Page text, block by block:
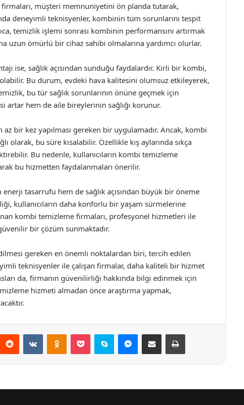
müşteri memnuniyetini ön planda tutarak,
deneyimli teknisyenler, kombinin tüm sorunlarını tespit
temizlik işlemi sonrası kombinin performansını artırmak
uzun ömürlü bir cihaz sahibi olmalarına yardımcı olurlar.
ise, sağlık açısından sunduğu faydalardır. Kirli bir kombi,
olabilir. Bu durum, evdeki hava kalitesini olumsuz etkileyerek,
bu tür sağlık sorunlarının önüne geçmek için
artar hem de aile bireylerinin sağlığı korunur.
bir kez yapılması gereken bir uygulamadır. Ancak, kombi
olarak, bu süre kısalabilir. Özellikle kış aylarında sıkça
Bu nedenle, kullanıcıların kombi temizleme
bu hizmetten faydalanmaları önerilir.
tasarrufu hem de sağlık açısından büyük bir öneme
kullanıcıların daha konforlu bir yaşam sürmelerine
kombi temizleme firmaları, profesyonel hizmetleri ile
bir çözüm sunmaktadır.
gereken en önemli noktalardan biri, tercih edilen
teknisyenler ile çalışan firmalar, daha kaliteli bir hizmet
da, firmanın güvenilirliği hakkında bilgi edinmek için
hizmeti almadan önce araştırma yapmak,
Reddit VKontakteOdnoklassniki
Pocket Skype Messenger
E-Posta ile paylaş Yazdır